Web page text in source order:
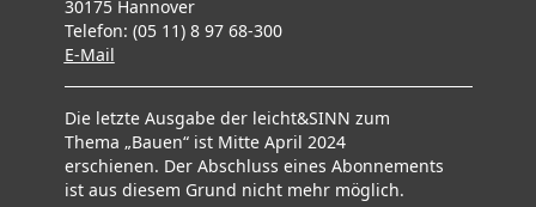
30175 Hannover
Telefon: (05 11) 8 97 68-300
E-Mail
Die letzte Ausgabe der leicht&SINN zum
Thema „Bauen“ ist Mitte April 2024
erschienen. Der Abschluss eines Abonnements
ist aus diesem Grund nicht mehr möglich.